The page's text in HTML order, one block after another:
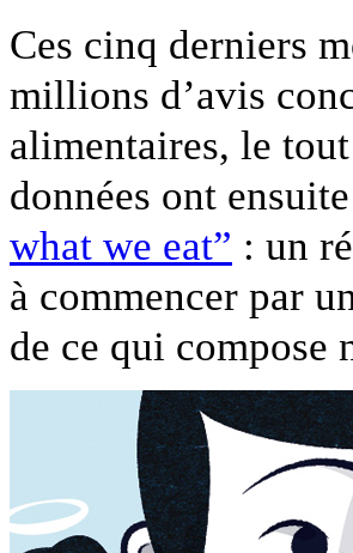
Ces cinq derniers
millions d’avis
alimentaires, le
données ont
what we eat” : un
à commencer par
de ce qui compose